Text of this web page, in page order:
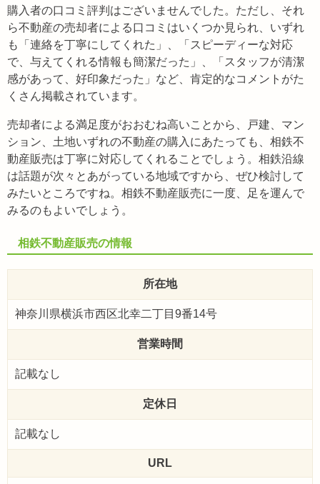
購入者の口コミ評判はございませんでした。ただし、それ
ら不動産の売却者による口コミはいくつか見られ、いずれ
も「連絡を丁寧にしてくれた」、「スピーディーな対応
で、与えてくれる情報も簡潔だった」、「スタッフが清潔
感があって、好印象だった」など、肯定的なコメントがた
くさん掲載されています。
売却者による満足度がおおむね高いことから、戸建、マン
ション、土地いずれの不動産の購入にあたっても、相鉄不
動産販売は丁寧に対応してくれることでしょう。相鉄沿線
は話題が次々とあがっている地域ですから、ぜひ検討して
みたいところですね。相鉄不動産販売に一度、足を運んで
みるのもよいでしょう。
相鉄不動産販売の情報
所在地
神奈川県横浜市西区北幸二丁目9番14号
営業時間
記載なし
定休日
記載なし
URL